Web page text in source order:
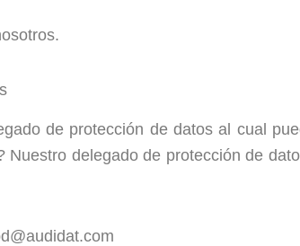
de protección de datos al cual
delegado de protección de